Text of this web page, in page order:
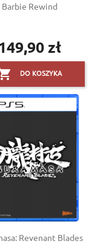
Barbie Rewind
Cena
149,90 zł
DO KOSZYKA
Revenant Blades